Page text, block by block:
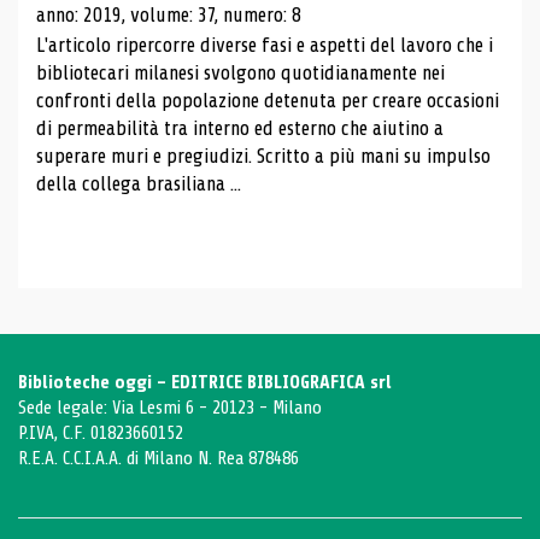
anno: 2019, volume: 37, numero: 8
L'articolo ripercorre diverse fasi e aspetti del lavoro che i
bibliotecari milanesi svolgono quotidianamente nei
confronti della popolazione detenuta per creare occasioni
di permeabilità tra interno ed esterno che aiutino a
superare muri e pregiudizi. Scritto a più mani su impulso
della collega brasiliana ...
Biblioteche oggi - EDITRICE BIBLIOGRAFICA srl
Sede legale: Via Lesmi 6 - 20123 - Milano
P.IVA, C.F. 01823660152
R.E.A. C.C.I.A.A. di Milano N. Rea 878486